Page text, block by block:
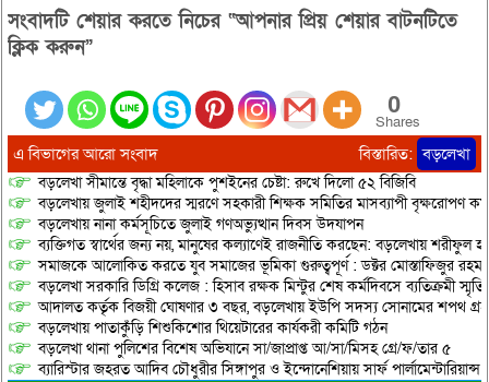
সংবাদটি শেয়ার করতে নিচের “আপনার প্রিয় শেয়ার বাটনটিতে
ক্লিক করুন”
0
Shares
এ বিভাগের আরো সংবাদ বিস্তারিত: বড়লেখা
বড়লেখা সীমান্তে বৃদ্ধা মহিলাকে পুশইনের চেষ্টা: রুখে দিলো ৫২ বিজিবি
বড়লেখায় জুলাই শহীদদের স্মরণে সহকারী শিক্ষক সমিতির মাসব্যাপী বৃক্ষরোপণ
বড়লেখায় নানা কর্মসূচিতে জুলাই গণঅভ্যুত্থান দিবস উদযাপন
ব্যক্তিগত স্বার্থের জন্য নয়, মানুষের কল্যাণেই রাজনীতি করছেন: বড়লেখায় শরীফুল
সমাজকে আলোকিত করতে যুব সমাজের ভূমিকা গুরুত্বপূর্ণ : ডক্টর মোস্তাফিজুর
বড়লেখা সরকারি ডিগ্রি কলেজ : হিসাব রক্ষক মিন্টুর শেষ কর্মদিবসে ব্যতিক্রমী
আদালত কর্তৃক বিজয়ী ঘোষণার ৩ বছর, বড়লেখায় ইউপি সদস্য সোনামের শপথ
বড়লেখায় পাতাকুঁড়ি শিশুকিশোর থিয়েটারের কার্যকরী কমিটি গঠন
বড়লেখা থানা পুলিশের বিশেষ অভিযানে সা/জাপ্রাপ্ত আ/সা/মিসহ গ্রে/ফ/তার ৫
ব্যারিস্টার জহরত আদিব চৌধুরীর সিঙ্গাপুর ও ইন্দোনেশিয়ায় সার্ফ পার্লামেন্টারিয়ান্স